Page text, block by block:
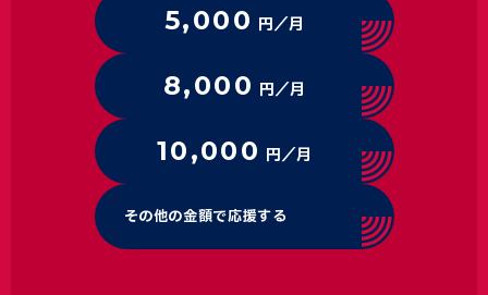
5,000 円／月
8,000 円／月
10,000 円／月
その他の金額で応援する